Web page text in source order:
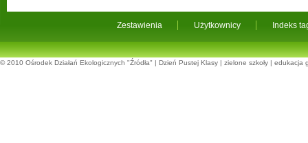
Zestawienia Użytkownicy Indeks
© 2010 Ośrodek Działań Ekologicznych "Źródła" | Dzień Pustej Klasy | zielone szkoły | edukacja